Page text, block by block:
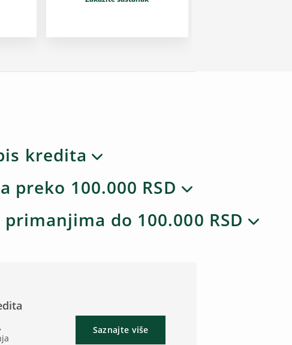
kredita
100.000 RSD
do 100.000 RSD
Saznajte više